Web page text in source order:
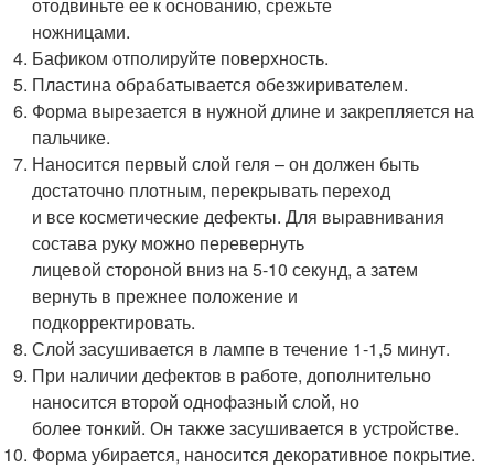
ножницами.
Бафиком отполируйте поверхность.
Пластина обрабатывается обезжиривателем.
Форма вырезается в нужной длине и закрепляется на
пальчике.
Наносится первый слой геля – он должен быть
достаточно плотным, перекрывать переход
и все косметические дефекты. Для выравнивания
состава руку можно перевернуть
лицевой стороной вниз на 5-10 секунд, а затем
вернуть в прежнее положение и
подкорректировать.
Слой засушивается в лампе в течение 1-1,5 минут.
При наличии дефектов в работе, дополнительно
наносится второй однофазный слой, но
более тонкий. Он также засушивается в устройстве.
Форма убирается, наносится декоративное покрытие.